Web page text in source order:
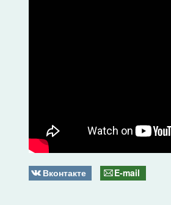
Вконтакте E-mail